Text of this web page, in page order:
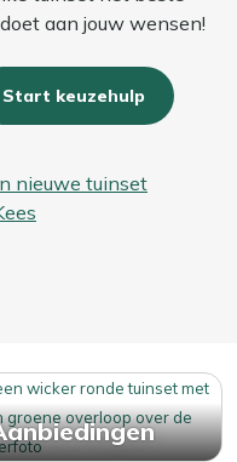
aan jouw wensen!
Start keuzehulp
nieuwe tuinset